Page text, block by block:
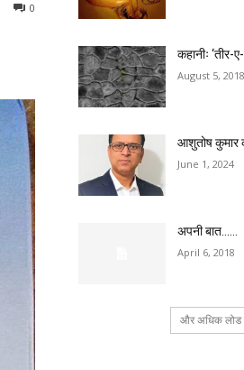
0
कहानीः ‘तीर-
August 5, 2018
आशुतोष कुमार
June 1, 2024
अपनी बात……
April 6, 2018
और अधिक लोड